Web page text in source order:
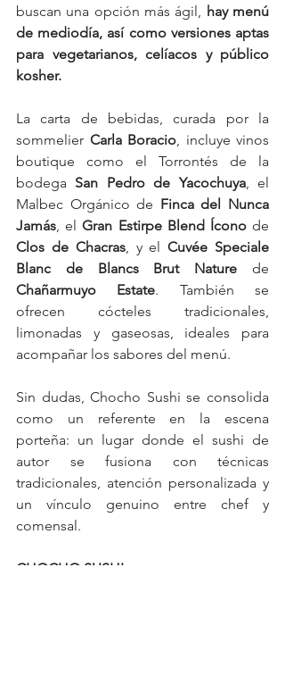
buscan una opción más ágil, hay menú
de mediodía, así como versiones aptas
para vegetarianos, celíacos y público
kosher.
La carta de bebidas, curada por la
sommelier Carla Boracio, incluye vinos
boutique como el Torrontés de la
bodega San Pedro de Yacochuya, el
Malbec Orgánico de Finca del Nunca
Jamás, el Gran Estirpe Blend Ícono
Clos de Chacras, y el Cuvée Speciale
Blanc de Blancs Brut Nature
Chañarmuyo Estate. También se
ofrecen cócteles tradicionales,
limonadas y gaseosas, ideales para
acompañar los sabores del menú.
Sin dudas, Chocho Sushi se consolida
como un referente en la escena
porteña: un lugar donde el sushi de
autor se fusiona con técnicas
tradicionales, atención personalizada y
un vínculo genuino entre chef y
comensal.
CHOCHO SUSHI